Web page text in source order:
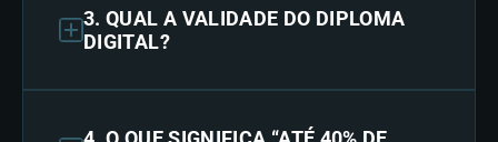
3. QUAL A VALIDADE DO DIPLOMA
DIGITAL?